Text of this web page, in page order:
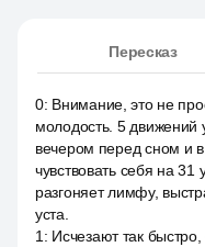
Пересказ
0: Внимание, это не
молодость. 5 движений
вечером перед сном и
чувствовать себя на 31
разгоняет лимфу,
уста.
1 : Исчезают так